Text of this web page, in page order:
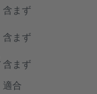
含まず
含まず
含まず
適合